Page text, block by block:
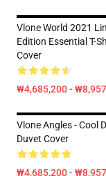
Vlone World 2021
Edition Essential T-
Cover
₩4,685,200 -
Vlone Angles - Cool
Duvet Cover
₩4,685,200 -